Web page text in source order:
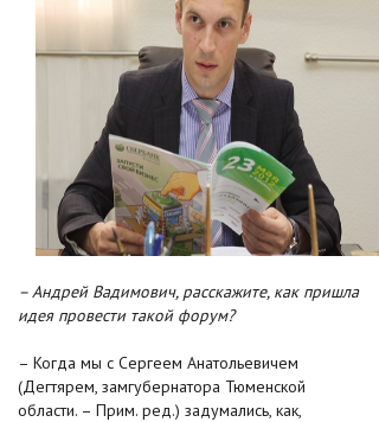
– Андрей Вадимович, расскажите, как пришла
идея провести такой форум?
– Когда мы с Сергеем Анатольевичем
(Дегтярем, замгубернатора Тюменской
области. – Прим. ред.) задумались, как,